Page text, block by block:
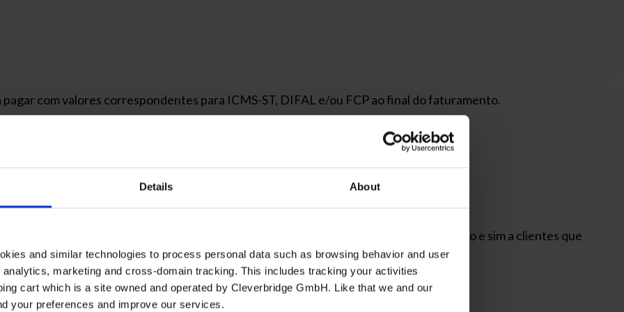
Details About
and similar technologies to process personal data such as browsing behavior and user
marketing and cross-domain tracking. This includes tracking your activities
cart which is a site owned and operated by Cleverbridge GmbH. Like that we and our
your preferences and improve our services.
com valores correspondentes para ICMS-ST, DIFAL e/ou FCP ao final do faturamento.
para verificar se há aderência a seu negócio.
para outras empresas.
geral é que o Catálogo não tem a intenção de atender a toda base de clientes Focco e sim a clientes que
a um custo muito mais baixo.